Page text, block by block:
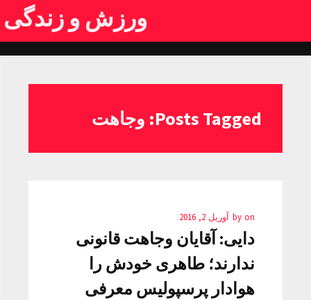
ورزش و زندگی
Posts Tagged: وجاهت
by on آوریل 2, 2016
دایی: آقایان وجاهت قانونی
ندارند؛ طاهری خودش را
هوادار پرسپولیس معرفی